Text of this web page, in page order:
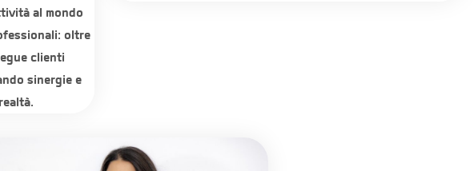
al mondo
oltre
clienti
sinergie e